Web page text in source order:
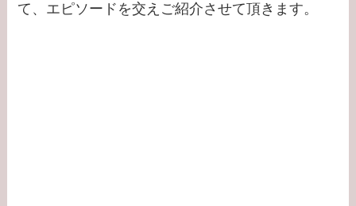
【学歴】宇賀なつみの
て、エピソードを交えご紹介させて頂きます。